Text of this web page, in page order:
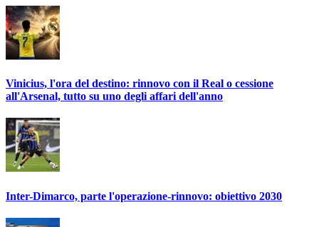
Vinicius, l'ora del destino: rinnovo con il Real o cessione
all'Arsenal, tutto su uno degli affari dell'anno
Inter-Dimarco, parte l'operazione-rinnovo: obiettivo 2030